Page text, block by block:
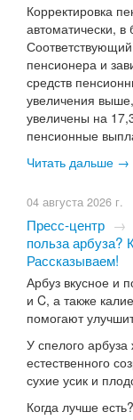
Корректировка
автоматически, в
пенсионера и
средств
увеличения
увеличены на
пенсионные
Читать дальше →
04 августа 2026 г.
Пресс-центр →
польза арбуза?
Рассказываем!
Арбуз вкусное и
и C, а также
помогают
У спелого
естественного
сухие усик и
Когда лучше есть?